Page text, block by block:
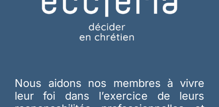
Nous aidons nos membres à vivre
leur foi dans l’exercice de leurs